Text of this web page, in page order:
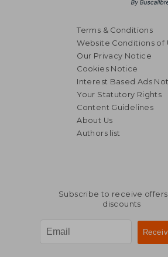
41,76 €
Terms & Conditions
Website Conditions of
Our Privacy Notice
Cookies Notice
Interest Based Ads
Your Statutory Rights
Content Guidelines
About Us
Authors list
Subscribe to receive
discounts